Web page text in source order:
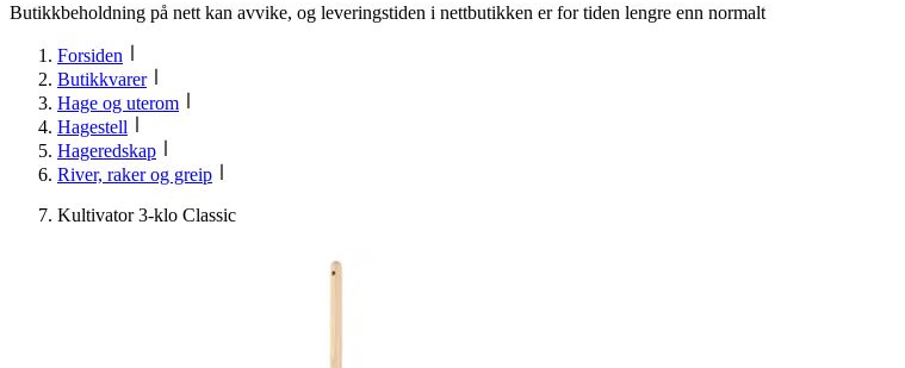
Butikkbeholdning på nett kan avvike, og leveringstiden i nettbutikken er for tiden lengre enn normalt
Forsiden
Butikkvarer
Hage og uterom
Hagestell
Hageredskap
River, raker og greip
Kultivator 3-klo Classic